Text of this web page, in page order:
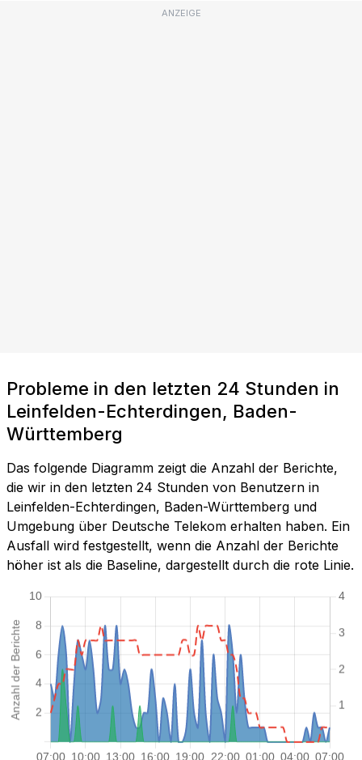
ANZEIGE
Probleme in den letzten 24 Stunden in
Leinfelden-Echterdingen, Baden-
Württemberg
Das folgende Diagramm zeigt die Anzahl der Berichte,
die wir in den letzten 24 Stunden von Benutzern in
Leinfelden-Echterdingen, Baden-Württemberg und
Umgebung über Deutsche Telekom erhalten haben. Ein
Ausfall wird festgestellt, wenn die Anzahl der Berichte
höher ist als die Baseline, dargestellt durch die rote Linie.